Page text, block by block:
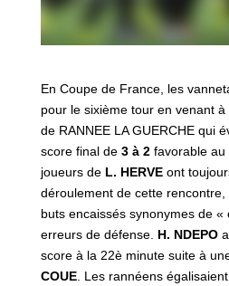
En Coupe de France, les
pour le sixième tour en venant à
de RANNEE LA GUERCHE qui
score final de 3 à 2favorable au
joueurs de L. HERVEont
déroulement de cette
buts encaissés synonymes de «
erreurs de défense. H. NDEPO
score à la 22è minute suite à
COUE. Les rannéens